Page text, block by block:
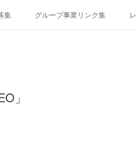
集 グループ事業リンク集
」